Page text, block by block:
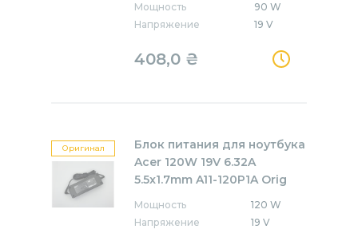
Мощность
90 W
Напряжение
19 V
408,0 ₴
Оригинал
Блок питания для ноутбука
Acer 120W 19V 6.32A
5.5x1.7mm A11-120P1A Orig
Мощность
120 W
Напряжение
19 V